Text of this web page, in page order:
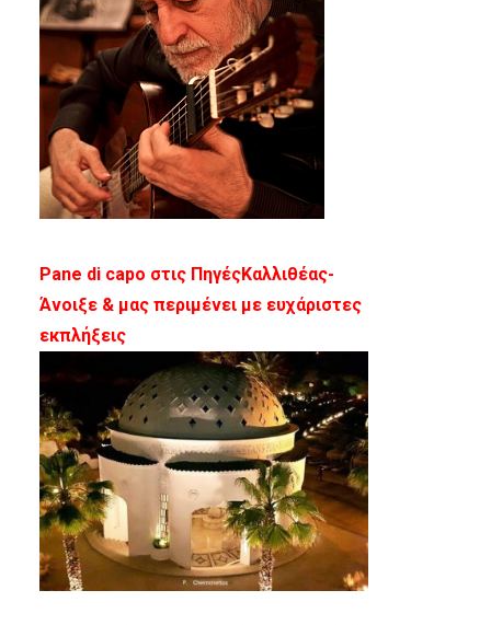
Pane di capo στις ΠηγέςΚαλλιθέας-
Άνοιξε & μας περιμένει με ευχάριστες
εκπλήξεις